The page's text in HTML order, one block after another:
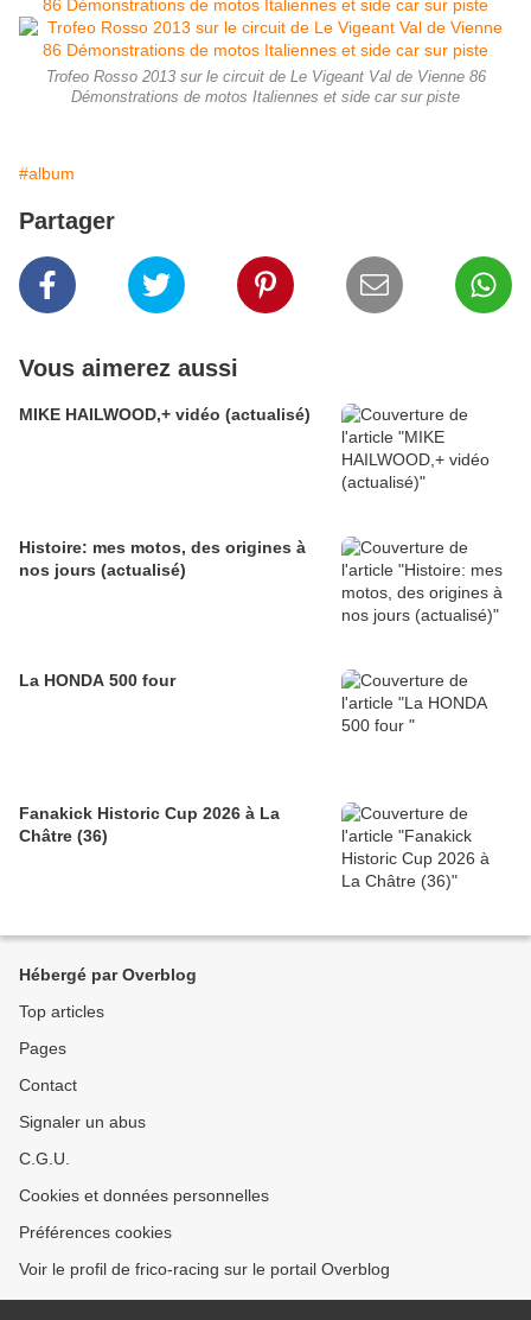
Trofeo Rosso 2013 sur le circuit de Le Vigeant Val de Vienne 86
Démonstrations de motos Italiennes et side car sur piste
#album
Partager
Vous aimerez aussi
MIKE HAILWOOD,+ vidéo (actualisé)
Histoire: mes motos, des origines à
nos jours (actualisé)
La HONDA 500 four
Fanakick Historic Cup 2026 à La
Châtre (36)
Hébergé par Overblog
Top articles
Pages
Contact
Signaler un abus
C.G.U.
Cookies et données personnelles
Préférences cookies
Voir le profil de frico-racing sur le portail Overblog